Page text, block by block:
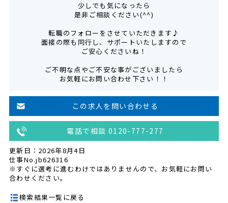
少しでも気になったら
是非ご相談ください(^^)
転職のフォローをさせていただきます♪
面接の際も同行し、サポートいたしますので
ご安心くださいね！
ご不明な点やご不安な事がございましたら
お気軽にお問い合わせ下さい！！
この求人を問い合わせる
電話で相談 0120-777-277
更新日：2026年8月4日
仕事No.jb626316
※すぐに選考に進むわけではありませんので、お気軽にお問い
合わせください。
検索結果一覧に戻る